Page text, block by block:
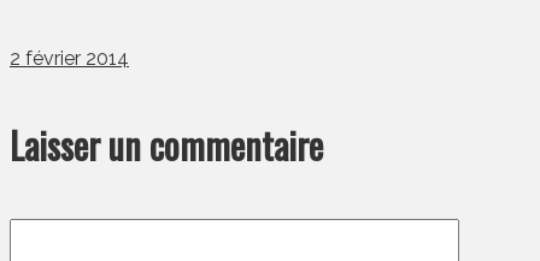
2 février 2014
Laisser un commentaire